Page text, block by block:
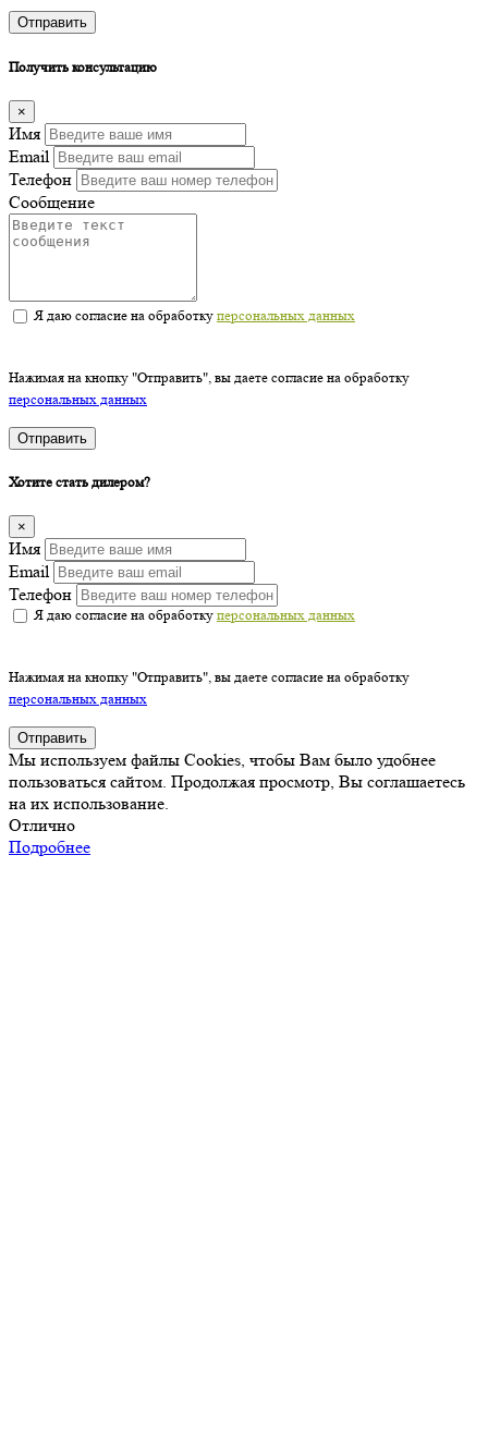
Отправить
Получить консультацию
×
Имя
Email
Телефон
Сообщение
Я даю согласие на обработку персональных данных
Нажимая на кнопку "Отправить", вы даете согласие на обработку
персональных данных
Отправить
Хотите стать дилером?
×
Имя
Email
Телефон
Я даю согласие на обработку персональных данных
Нажимая на кнопку "Отправить", вы даете согласие на обработку
персональных данных
Отправить
Мы используем файлы Cookies, чтобы Вам было удобнее
пользоваться сайтом. Продолжая просмотр, Вы соглашаетесь
на их использование.
Отлично
Подробнее